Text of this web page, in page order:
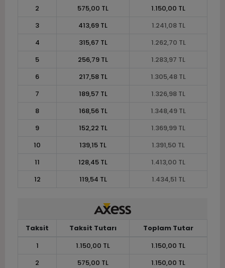
2 575,00 TL
1.150,00 TL
3
413,69 TL
1.241,08 TL
4
315,67 TL
1.262,70 TL
5
256,79 TL
1.283,97 TL
6
217,58 TL
1.305,48 TL
7
189,57 TL
1.326,98 TL
8
168,56 TL
1.348,49 TL
9
152,22 TL
1.369,99 TL
10
139,15 TL
1.391,50 TL
11
128,45 TL
1.413,00 TL
12
119,54 TL 1.434,51 TL
Taksit Taksit Tutarı
Toplam Tutar
1
1.150,00 TL
1.150,00 TL
2
575,00 TL
1.150,00 TL